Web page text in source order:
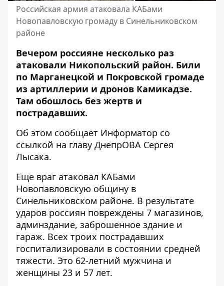
Российская армия атаковала КАБами
Новопавловскую громаду в Синельниковском
районе
Вечером россияне несколько раз
атаковали Никопольский район. Били
по Марганецкой и Покровской громаде
из артиллерии и дронов Камикадзе.
Там обошлось без жертв и
пострадавших.
Об этом сообщает Информатор со
ссылкой на главу ДнепрОВА Сергея
Лысака.
Еще враг атаковал КАБами
Новопавловскую общину в
Синельниковском районе. В результате
ударов россиян повреждены 7 магазинов,
админздание, заброшенное здание и
гараж. Всех троих пострадавших
госпитализировали в состоянии средней
тяжести. Это 62-летний мужчина и
женщины 23 и 57 лет.